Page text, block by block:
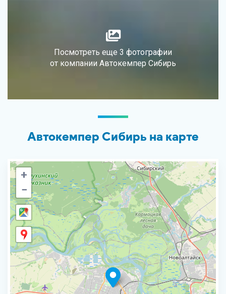
Посмотреть еще 3 фотографии
от компании Автокемпер Сибирь
Автокемпер Сибирь на карте
+
−